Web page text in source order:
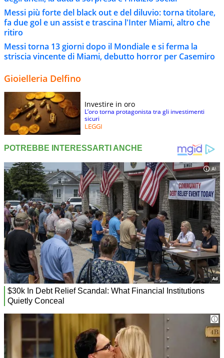
Messi più forte del black out e del diluvio: torna titolare,
fa due gol e un assist e trascina l'Inter Miami, altro che
ritiro
Messi torna 13 giorni dopo il Mondiale e si ferma la
striscia vincente di Miami, debutto horror per Casemiro
Gioielleria Delfino
Investire in oro
L’oro torna protagonista tra gli investimenti
sicuri
LEGGI